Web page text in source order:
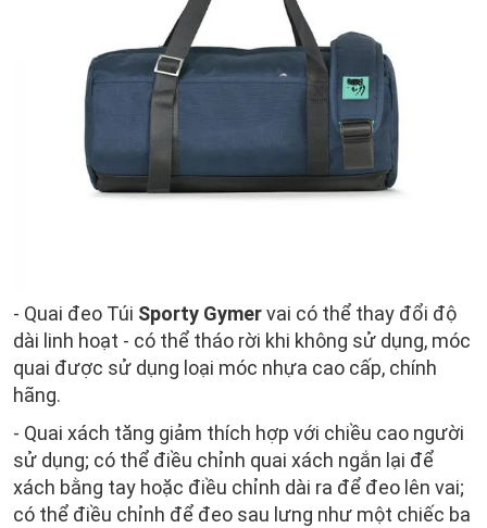
- Quai đeo Túi Sporty Gymervai có thể thay đổi độ
dài linh hoạt - có thể tháo rời khi không sử dụng, móc
quai được sử dụng loại móc nhựa cao cấp, chính
hãng.
- Quai xách tăng giảm thích hợp với chiều cao người
sử dụng; có thể điều chỉnh quai xách ngắn lại để
xách bằng tay hoặc điều chỉnh dài ra để đeo lên vai;
có thể điều chỉnh để đeo sau lưng như một chiếc ba